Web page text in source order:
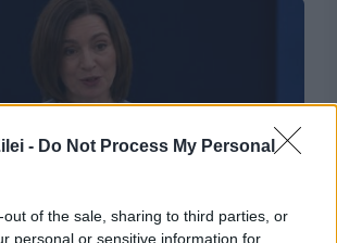
- Do Not Process My Personal
out of the sale, sharing to third parties, or
personal or sensitive information for
INTERNATIONAL